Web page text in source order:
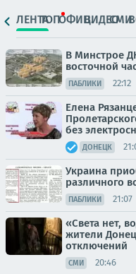
ЛЕНТАТОПОФИЦ.ВИДЕОСМИ
В Минстрое
восточной
ПАБЛИКИ 22:12
Елена
без
ДОНЕЦК
Украина
различного
ПАБЛИКИ 21:07
«Света нет,
жители
отключений
СМИ 20:46